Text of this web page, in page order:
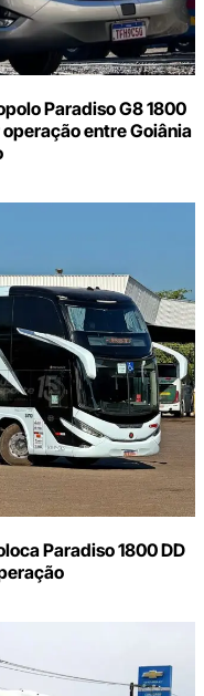
Paradiso G8 1800
entre Goiânia
Paradiso 1800 DD